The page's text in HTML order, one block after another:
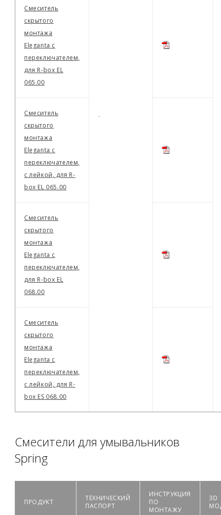
-
Смеситель
скрытого
монтажа
Eleganta с
переключателем,
для R-box EL
065.00
Смеситель
скрытого
монтажа
Eleganta с
переключателем,
с лейкой, для R-
box EL 065.00
Смеситель
скрытого
монтажа
Eleganta с
переключателем,
для R-box EL
068.00
Смеситель
скрытого
монтажа
Eleganta с
переключателем,
с лейкой, для R-
box ES 068.00
Смесители для умывальников
Spring
ПРОДУКТ
ТЕХНИЧЕСКИЙ
ПАСПОРТ
ИНСТРУКЦИЯ
ПО
МОНТАЖУ
3D